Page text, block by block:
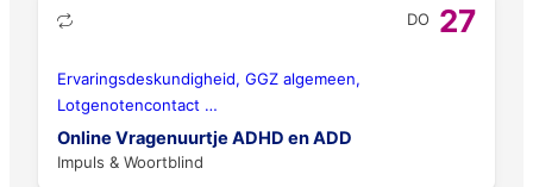
DO 27
Ervaringsdeskundigheid, GGZ algemeen,
Lotgenotencontact …
Online Vragenuurtje ADHD en ADD
Impuls & Woortblind